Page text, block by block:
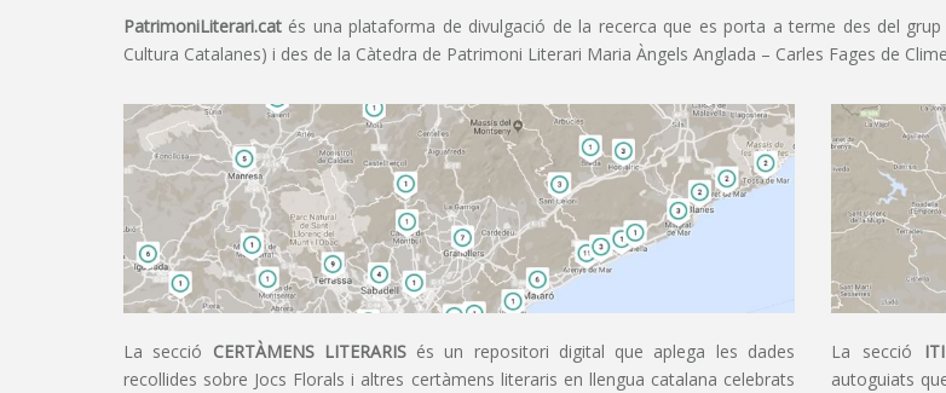
PatrimoniLiterari.cat és una plataforma de divulgació de la recerca que es porta a terme des del
Cultura Catalanes) i des de la Càtedra de Patrimoni Literari Maria Àngels Anglada – Carles Fages de
La secció CERTÀMENS LITERARISés un repositori digital que aplega les dades
recollides sobre Jocs Florals i altres certàmens literaris en llengua catalana celebrats
La secció
autoguiats